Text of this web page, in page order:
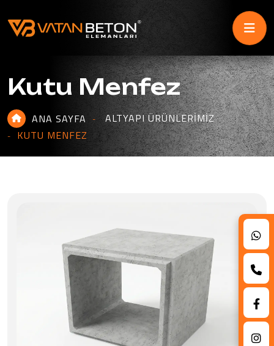
Kutu Menfez
ANA SAYFA
ALTYAPI ÜRÜNLERIMIZ
KUTU MENFEZ